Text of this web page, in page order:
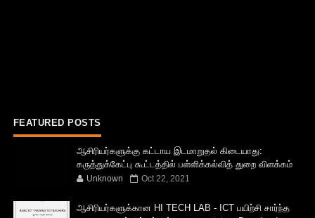
FEATURED POSTS
ஆசிரியர்களுக்கு கட்டாய இடமாறுதல் கிடையாது:
கருத்துக்கேட்பு கூட்டத்தில் பள்ளிக்கல்வித் துறை விளக்கம்
Unknown Oct 22, 2021
ஆசிரியர்களுக்கான HI TECH LAB - ICT பயிற்சி சார்ந்த